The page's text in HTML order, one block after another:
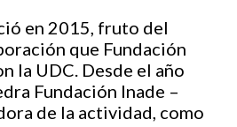
en 2015, fruto del
que Fundación
la UDC. Desde el año
Fundación Inade –
de la actividad, como